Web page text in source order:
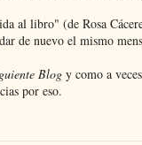
al libro" (de Rosa
de nuevo el mismo
Blog y como a
por eso.